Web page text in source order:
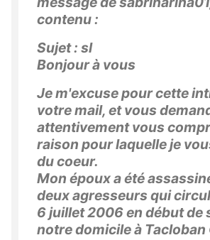
contenu :
Sujet : sl
Bonjour à vous
Je m'excuse pour cette
votre mail, et vous
attentivement vous
raison pour laquelle je
du coeur.
Mon époux a été
deux agresseurs qui
6 juillet 2006 en début de
notre domicile à Tacloban